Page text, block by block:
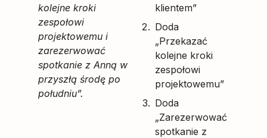
kolejne kroki
zespołowi
projektowemu i
zarezerwować
spotkanie z Anną w
przyszłą środę po
południu”.
klientem”
Doda
„Przekazać
kolejne kroki
zespołowi
projektowemu”
Doda
„Zarezerwować
spotkanie z